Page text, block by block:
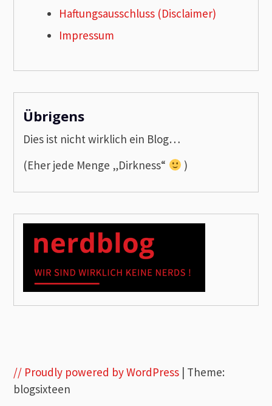
Haftungsausschluss (Disclaimer)
Impressum
Übrigens
Dies ist nicht wirklich ein Blog…
(Eher jede Menge „Dirkness“
)
// Proudly powered by WordPress | Theme:
blogsixteen